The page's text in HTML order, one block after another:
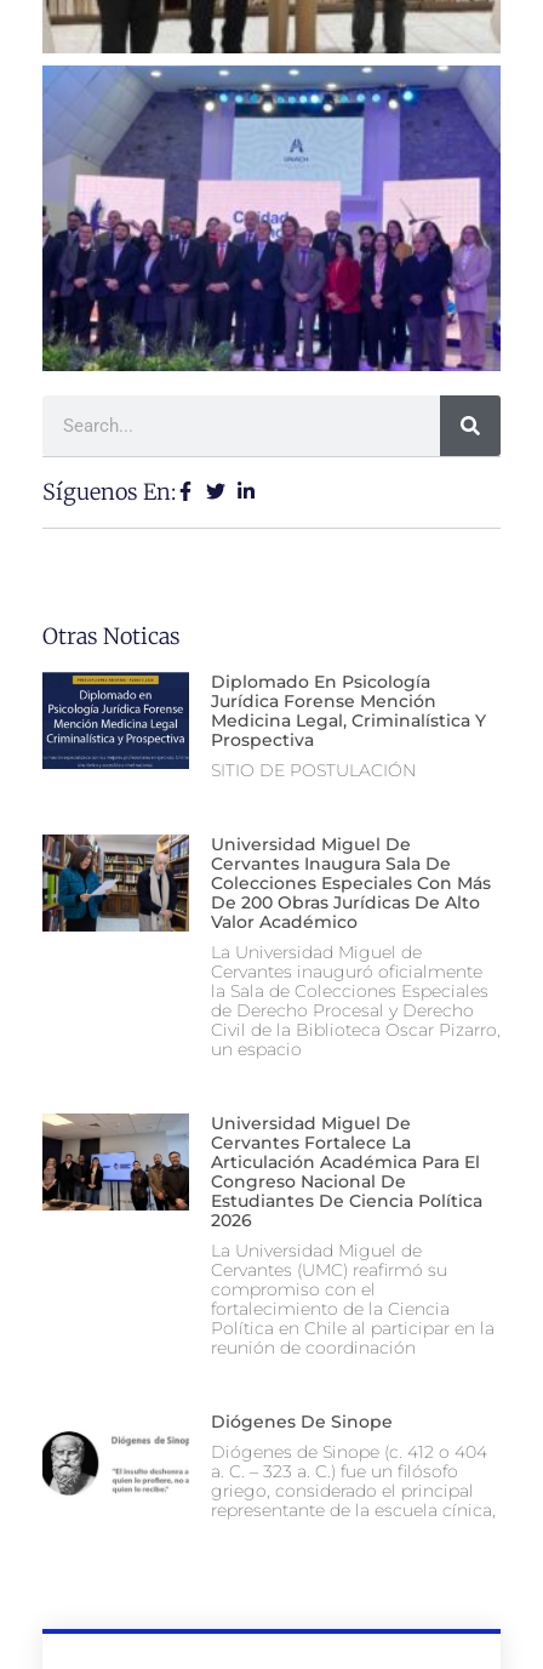
Síguenos En:
Otras Noticas
Diplomado En Psicología
Jurídica Forense Mención
Medicina Legal, Criminalística Y
Prospectiva
SITIO DE POSTULACIÓN
Universidad Miguel De
Cervantes Inaugura Sala De
Colecciones Especiales Con Más
De 200 Obras Jurídicas De Alto
Valor Académico
La Universidad Miguel de
Cervantes inauguró oficialmente
la Sala de Colecciones Especiales
de Derecho Procesal y Derecho
Civil de la Biblioteca Oscar Pizarro,
un espacio
Universidad Miguel De
Cervantes Fortalece La
Articulación Académica Para El
Congreso Nacional De
Estudiantes De Ciencia Política
2026
La Universidad Miguel de
Cervantes (UMC) reafirmó su
compromiso con el
fortalecimiento de la Ciencia
Política en Chile al participar en la
reunión de coordinación
Diógenes De Sinope
Diógenes de Sinope (c. 412 o 404
a. C. – 323 a. C.) fue un filósofo
griego, considerado el principal
representante de la escuela cínica,